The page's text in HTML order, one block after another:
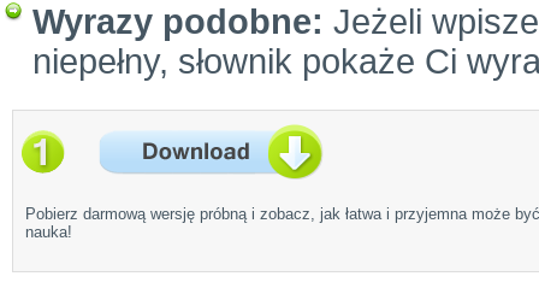
Wyrazy podobne: Jeżeli
niepełny, słownik pokaże Ci
Pobierz darmową wersję próbną i zobacz, jak łatwa i przyjemna może być
nauka!